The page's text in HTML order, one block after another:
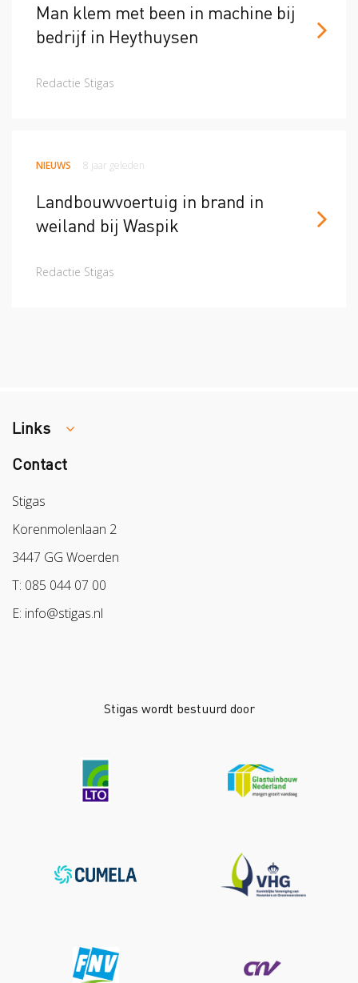
Man klem met been in machine bij
bedrijf in Heythuysen
Redactie Stigas
NIEUWS 8 jaar geleden
Landbouwvoertuig in brand in
weiland bij Waspik
Redactie Stigas
Links
Colland
Sazas
BPL
Arbeidsmarkt
Contact
Stigas
Korenmolenlaan 2
3447 GG Woerden
T: 085 044 07 00
E: info@stigas.nl
Stigas wordt bestuurd door